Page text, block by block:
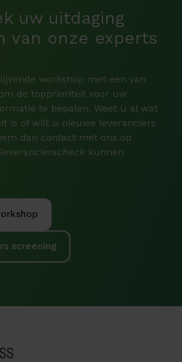
uw uitdaging
van onze experts
workshop met een van
de topprioriteit voor uw
te bepalen. Weet u al wat
is of wilt u nieuwe leveranciers
dan contact met ons op
kunnen
screening